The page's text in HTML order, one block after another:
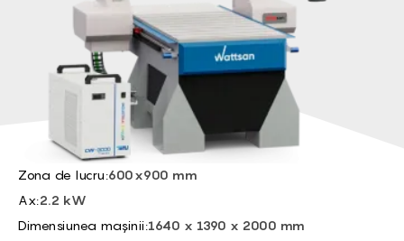
BG -
EL -
CS -
HU -
ET -
Zona de lucru:600x900 mm
Ax:2.2 kW
Dimensiunea mașinii:1640 x 1390 x 2000 mm